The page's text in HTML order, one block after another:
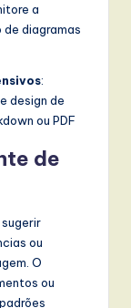
a
diagramas
:
design de
ou PDF
de
ou
O
ou